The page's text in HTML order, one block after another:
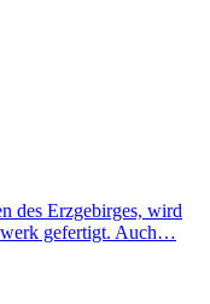
des Erzgebirges, wird
gefertigt. Auch…